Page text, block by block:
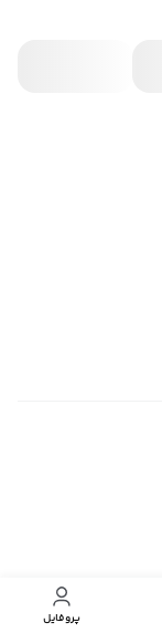
پروفایل